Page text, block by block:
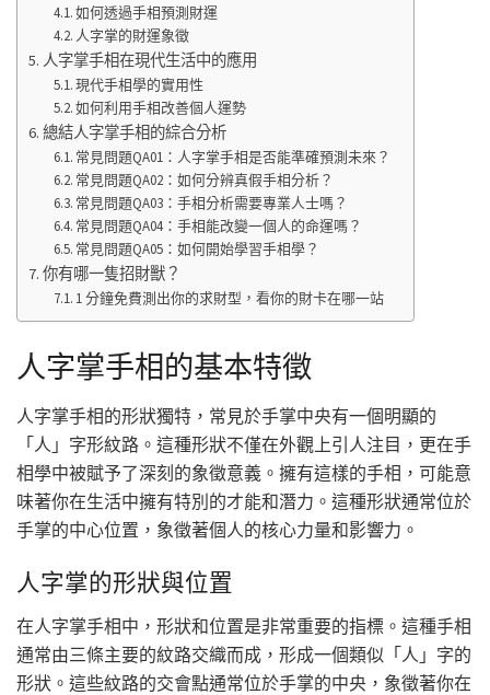
如何透過手相預測財運
人字掌的財運象徵
人字掌手相在現代生活中的應用
現代手相學的實用性
如何利用手相改善個人運勢
總結人字掌手相的綜合分析
常見問題QA01：人字掌手相是否能準確預測未來？
常見問題QA02：如何分辨真假手相分析？
常見問題QA03：手相分析需要專業人士嗎？
常見問題QA04：手相能改變一個人的命運嗎？
常見問題QA05：如何開始學習手相學？
你有哪一隻招財獸？
1 分鐘免費測出你的求財型，看你的財卡在哪一站
人字掌手相的基本特徵
人字掌手相的形狀獨特，常見於手掌中央有一個明顯的
「人」字形紋路。這種形狀不僅在外觀上引人注目，更在手
相學中被賦予了深刻的象徵意義。擁有這樣的手相，可能意
味著你在生活中擁有特別的才能和潛力。這種形狀通常位於
手掌的中心位置，象徵著個人的核心力量和影響力。
人字掌的形狀與位置
在人字掌手相中，形狀和位置是非常重要的指標。這種手相
通常由三條主要的紋路交織而成，形成一個類似「人」字的
形狀。這些紋路的交會點通常位於手掌的中央，象徵著你在